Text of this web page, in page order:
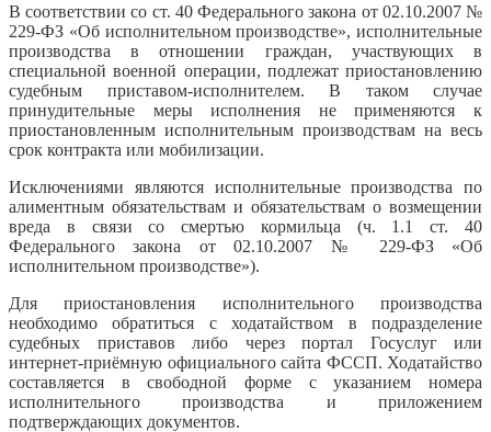
В соответствии со ст. 40 Федерального закона от 02.10.2007 №
229-ФЗ «Об исполнительном производстве», исполнительные
производства в отношении граждан, участвующих в
специальной военной операции, подлежат приостановлению
судебным приставом-исполнителем. В таком случае
принудительные меры исполнения не применяются к
приостановленным исполнительным производствам на весь
срок контракта или мобилизации.
Исключениями являются исполнительные производства по
алиментным обязательствам и обязательствам о возмещении
вреда в связи со смертью кормильца (ч. 1.1 ст. 40
Федерального закона от 02.10.2007 № 229-ФЗ «Об
исполнительном производстве»).
Для приостановления исполнительного производства
необходимо обратиться с ходатайством в подразделение
судебных приставов либо через портал Госуслуг или
интернет-приёмную официального сайта ФССП. Ходатайство
составляется в свободной форме с указанием номера
исполнительного производства и приложением
подтверждающих документов.